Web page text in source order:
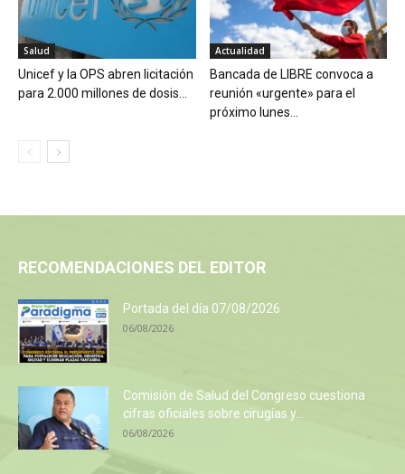
Salud
Unicef y la OPS abren licitación
para 2.000 millones de dosis...
Actualidad
Bancada de LIBRE convoca a
reunión «urgente» para el
próximo lunes...
RECOMENDACIONES DEL EDITOR
Portada del día 07/08/2026
06/08/2026
Comisión de Salud del Congreso cuestiona
cifras oficiales sobre cirugías y...
06/08/2026